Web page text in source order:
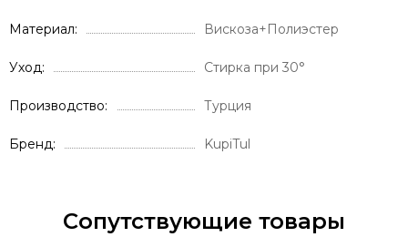
Материал Вискоза+Полиэстер
Уход Стирка при 30°
Производство Турция
Бренд KupiTul
Сопутствующие товары